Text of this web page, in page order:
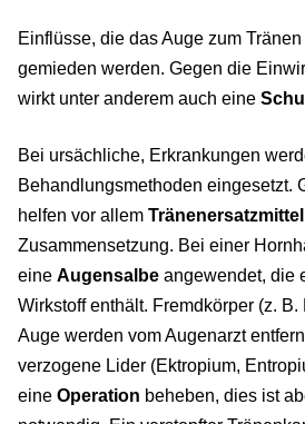
Einflüsse, die das Auge zum
gemieden werden. Gegen die
wirkt unter anderem auch eine
Bei ursächliche, Erkrankungen
Behandlungsmethoden eingesetzt.
helfen vor allem Tränenersatzmittel
Zusammensetzung. Bei einer
eine Augensalbe angewendet, die
Wirkstoff enthält. Fremdkörper (z.
Auge werden vom Augenarzt
verzogene Lider (Ektropium,
eine Operation beheben, dies ist